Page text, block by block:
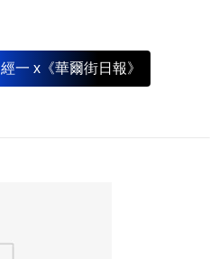
經一 x《華爾街日報》